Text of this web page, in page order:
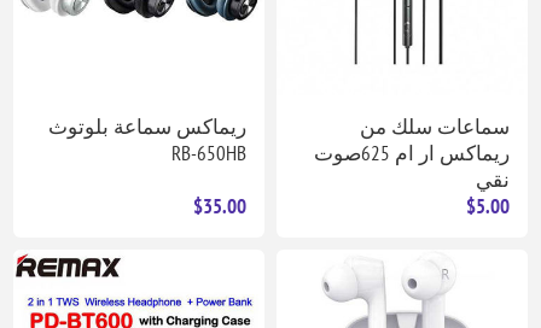
سماعات سلك من
ريماكس ار ام 625صوت
نقي
$5.00
ريماكس سماعة بلوتوث
RB-650HB
$35.00